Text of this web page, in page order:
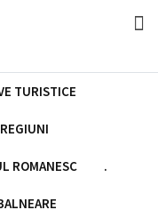
TURISTICE
ROMANESC .